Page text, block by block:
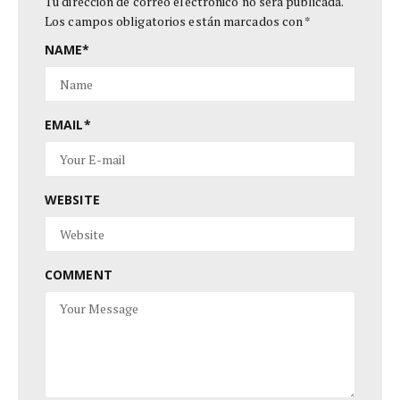
Los campos obligatorios están marcados con*
NAME*
EMAIL*
WEBSITE
COMMENT